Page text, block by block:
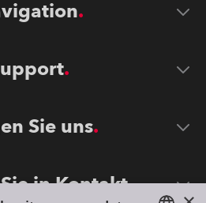
Sie uns
in Kontakt